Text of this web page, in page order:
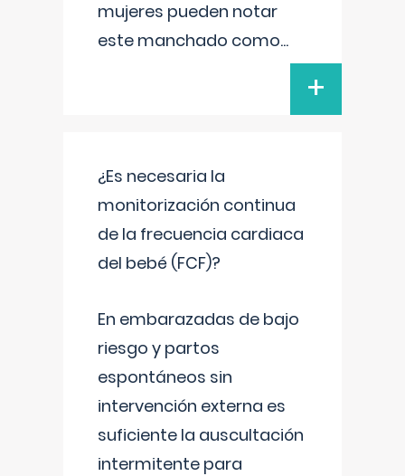
mujeres pueden notar
este manchado como...
+
¿Es necesaria la
monitorización continua
de la frecuencia cardiaca
del bebé (FCF)?
En embarazadas de bajo
riesgo y partos
espontáneos sin
intervención externa es
suficiente la auscultación
intermitente para